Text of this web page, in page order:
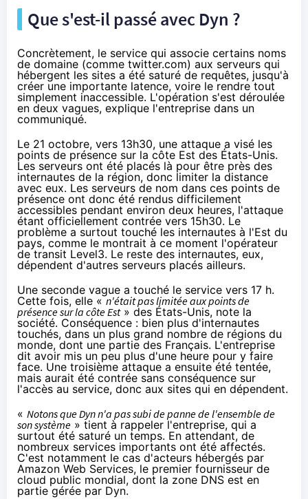
Que s'est-il passé avec Dyn ?
Concrètement, le service qui associe certains noms
de domaine (comme twitter.com) aux serveurs qui
hébergent les sites a été saturé de requêtes, jusqu'à
créer une importante latence, voire le rendre tout
simplement inaccessible. L'opération s'est déroulée
en deux vagues, explique l'entreprise dans un
communiqué.
Le 21 octobre, vers 13h30, une attaque a visé les
points de présence sur la côte Est des États-Unis.
Les serveurs ont été placés là pour être près des
internautes de la région, donc limiter la distance
avec eux. Les serveurs de nom dans ces points de
présence ont donc été rendus difficilement
accessibles pendant environ deux heures, l'attaque
étant officiellement contrée vers 15h30. Le
problème a surtout touché les internautes à l'Est du
pays, comme le montrait à ce moment l'opérateur
de transit Level3. Le reste des internautes, eux,
dépendent d'autres serveurs placés ailleurs.
Une seconde vague a touché le service vers 17 h.
Cette fois, elle «n'était pas limitée aux points de
présence sur la côte Est» des États-Unis, note la
société. Conséquence : bien plus d'internautes
touchés, dans un plus grand nombre de régions du
monde, dont une partie des Français. L'entreprise
dit avoir mis un peu plus d'une heure pour y faire
face. Une troisième attaque a ensuite été tentée,
mais aurait été contrée sans conséquence sur
l'accès au service, donc aux sites qui en dépendent.
« Notons que Dyn n'a pas subi de panne de l'ensemble de
son système » tient à rappeler l'entreprise, qui a
surtout été saturé un temps. En attendant, de
nombreux services importants ont été affectés.
C'est notamment le cas d'acteurs hébergés par
Amazon Web Services, le premier fournisseur de
cloud public mondial, dont la zone DNS est en
partie gérée par Dyn.